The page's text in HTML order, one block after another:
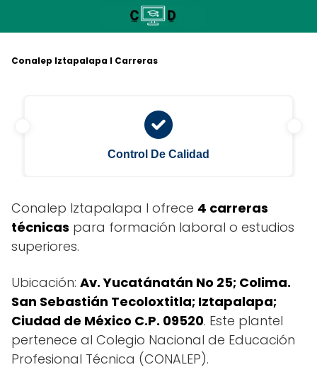
Conalep Iztapalapa I Carreras
Control De Calidad
Conalep Iztapalapa I ofrece 4 carreras
técnicas para formación laboral o estudios
superiores.
Ubicación: Av. Yucatánatán No 25; Colima.
San Sebastián Tecoloxtitla; Iztapalapa;
Ciudad de México C.P. 09520. Este plantel
pertenece al Colegio Nacional de Educación
Profesional Técnica (CONALEP).